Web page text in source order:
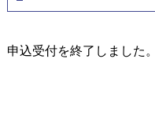
申込受付を終了しました。